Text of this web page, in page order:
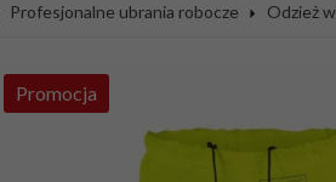
Profesjonalne ubrania robocze Odzież
Promocja